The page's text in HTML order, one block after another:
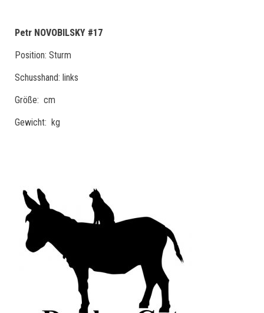
Petr NOVOBILSKY #17
Position: Sturm
Schusshand: links
Größe: cm
Gewicht: kg